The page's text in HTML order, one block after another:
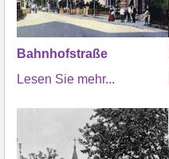
Bahnhofstraße
Lesen Sie mehr...